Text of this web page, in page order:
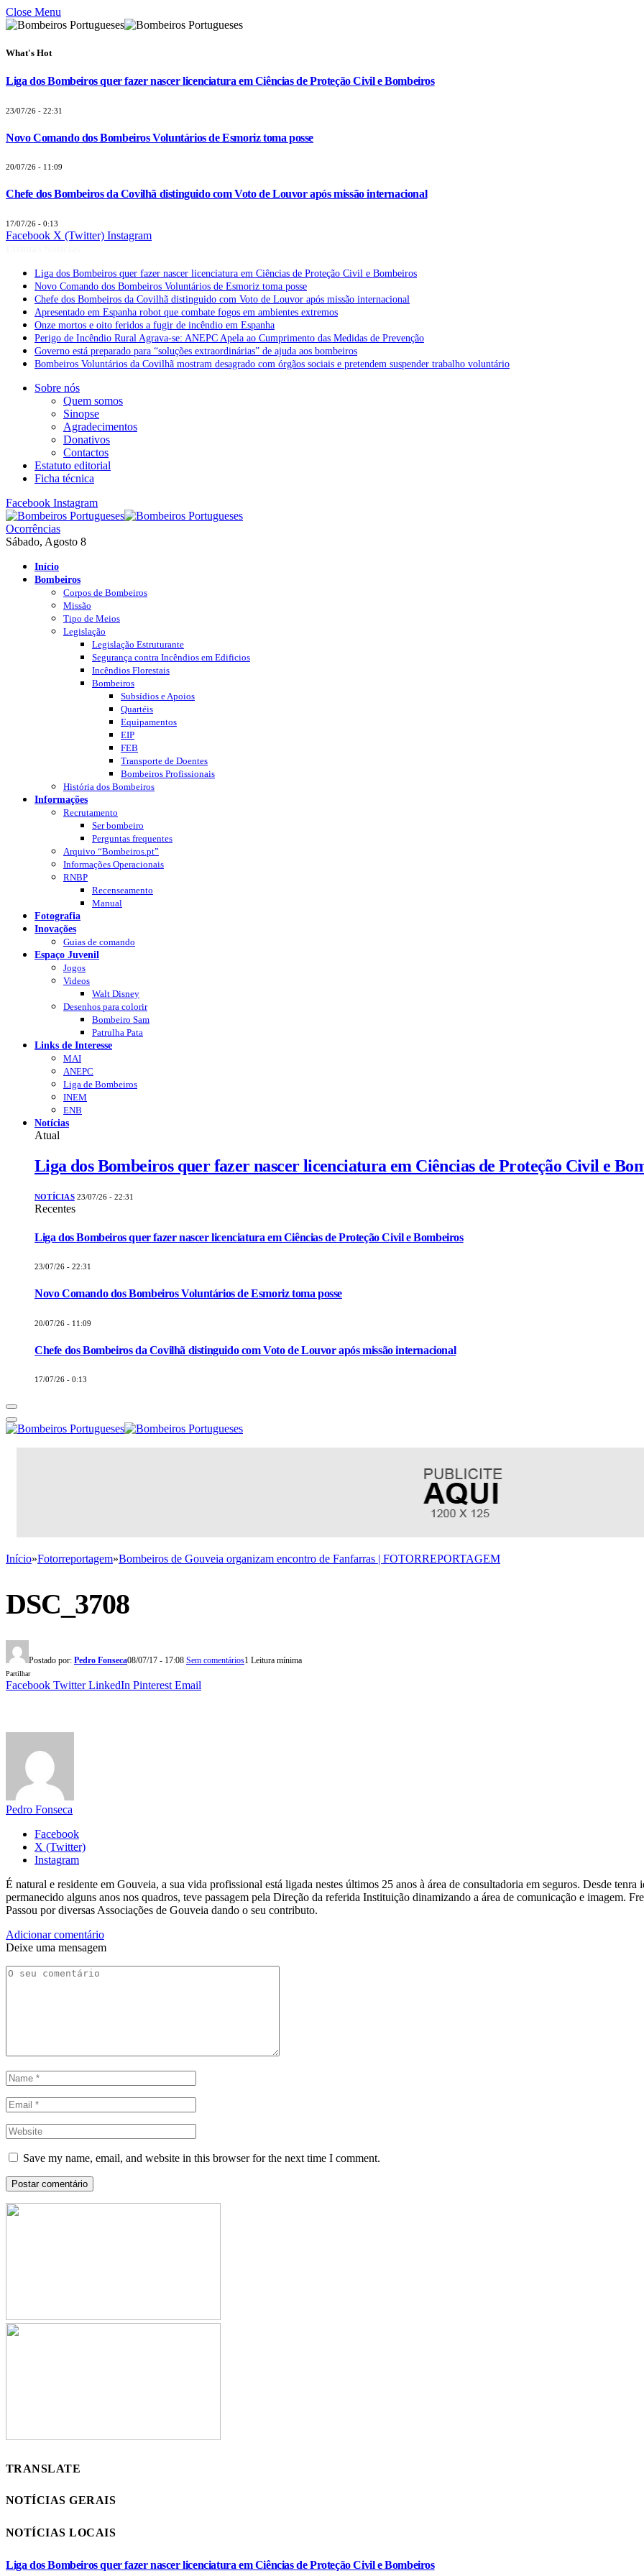
Close Menu
What's Hot
Liga dos Bombeiros quer fazer nascer licenciatura em Ciências de Proteção Civil e Bombeiros
23/07/26 - 22:31
Novo Comando dos Bombeiros Voluntários de Esmoriz toma posse
20/07/26 - 11:09
Chefe dos Bombeiros da Covilhã distinguido com Voto de Louvor após missão internacional
17/07/26 - 0:13
Facebook X (Twitter) Instagram
Liga dos Bombeiros quer fazer nascer licenciatura em Ciências de Proteção Civil e Bombeiros
Novo Comando dos Bombeiros Voluntários de Esmoriz toma posse
Chefe dos Bombeiros da Covilhã distinguido com Voto de Louvor após missão internacional
Apresentado em Espanha robot que combate fogos em ambientes extremos
Onze mortos e oito feridos a fugir de incêndio em Espanha
Perigo de Incêndio Rural Agrava-se: ANEPC Apela ao Cumprimento das Medidas de Prevenção
Governo está preparado para “soluções extraordinárias” de ajuda aos bombeiros
Bombeiros Voluntários da Covilhã mostram desagrado com órgãos sociais e pretendem suspender trabalho voluntário
Sobre nós
Quem somos
Sinopse
Agradecimentos
Donativos
Contactos
Estatuto editorial
Ficha técnica
Facebook Instagram
Ocorrências
Sábado, Agosto 8
Início
Bombeiros
Corpos de Bombeiros
Missão
Tipo de Meios
Legislação
Legislação Estruturante
Segurança contra Incêndios em Edificios
Incêndios Florestais
Bombeiros
Subsídios e Apoios
Quartéis
Equipamentos
EIP
FEB
Transporte de Doentes
Bombeiros Profissionais
História dos Bombeiros
Informações
Recrutamento
Ser bombeiro
Perguntas frequentes
Arquivo “Bombeiros.pt”
Informações Operacionais
RNBP
Recenseamento
Manual
Fotografia
Inovações
Guias de comando
Espaço Juvenil
Jogos
Videos
Walt Disney
Desenhos para colorir
Bombeiro Sam
Patrulha Pata
Links de Interesse
MAI
ANEPC
Liga de Bombeiros
INEM
ENB
Notícias
Atual
Liga dos Bombeiros quer fazer nascer licenciatura em Ciências de Proteção Civil e
NOTÍCIAS 23/07/26 - 22:31
Recentes
Liga dos Bombeiros quer fazer nascer licenciatura em Ciências de Proteção Civil e Bombeiros
23/07/26 - 22:31
Novo Comando dos Bombeiros Voluntários de Esmoriz toma posse
20/07/26 - 11:09
Chefe dos Bombeiros da Covilhã distinguido com Voto de Louvor após missão internacional
17/07/26 - 0:13
Início»Fotorreportagem»Bombeiros de Gouveia organizam encontro de Fanfarras | FOTORREPORTAGEM
DSC_3708
Postado por: Pedro Fonseca08/07/17 - 17:08 Sem comentários1 Leitura mínima
Partilhar
Facebook Twitter LinkedIn Pinterest Email
Pedro Fonseca
Facebook
X (Twitter)
Instagram
É natural e residente em Gouveia, a sua vida profissional está ligada nestes últimos 25 anos à área de consultadoria em seguros. Desde
permanecido alguns anos nos quadros, teve passagem pela Direção da referida Instituição dinamizando a área de comunicação e imagem.
Passou por diversas Associações de Gouveia dando o seu contributo.
Adicionar comentário
Deixe uma mensagem
Save my name, email, and website in this browser for the next time I comment.
TRANSLATE
NOTÍCIAS GERAIS
NOTÍCIAS LOCAIS
Liga dos Bombeiros quer fazer nascer licenciatura em Ciências de Proteção Civil e Bombeiros